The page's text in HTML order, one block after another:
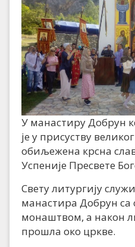
У манастиру Добрун
је у присуству
обиљежена крсна
Успеније Пресвете
Свету литургију
манастира Добрун са
монаштвом, а након
прошла око цркве.